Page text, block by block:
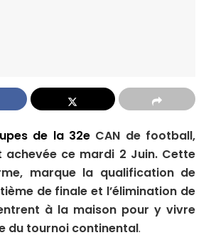
de la 32e CAN de football,
achevée ce mardi 2 Juin. Cette
marque la qualification de
de finale et l’élimination de
à la maison pour y vivre
du tournoi continental.